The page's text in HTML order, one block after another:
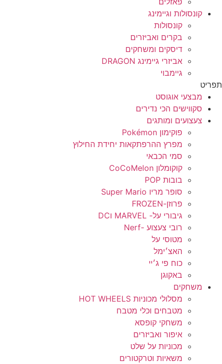
קונסולות וגיימינג
קונסולות
בקרים ואביזרים
דיסקים ומשחקים
אביזרי גיימינג DRAGON
גיימבוי
מבצעי אוגוסט
סקווישים הכי נדירים
צעצועים ומותגים
פוקימון Pokémon
מפרץ ההרפתקאות יחידת החילוץ
סמי הכבאי
קוקומלון CoCoMelon
בובות POP
סופר מריו Super Mario
פרוזן-FROZEN
גיבורי על- MARVEL וDC
רובי צעצוע -Nerf
מטוסי על
האצ׳ימל
כוח פי ג׳יי
באקוגן
משחקים
מסלולי מכוניות HOT WHEELS
מטבחים וכלי מטבח
משחקי קופסא
איפור ואביזרים
מכוניות על שלט
משאיות וטרקטורים